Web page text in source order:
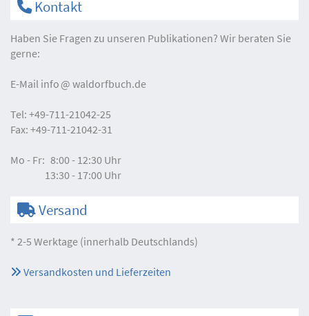
Kontakt
Haben Sie Fragen zu unseren Publikationen? Wir beraten Sie
gerne:
E-Mail info waldorfbuch.de
Tel: +49-711-21042-25
Fax: +49-711-21042-31
Mo - Fr: 8:00 - 12:30 Uhr
13:30 - 17:00 Uhr
Versand
* 2-5 Werktage (innerhalb Deutschlands)
Versandkosten und Lieferzeiten